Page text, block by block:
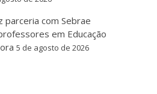
parceria com Sebrae
em Educação
5 de agosto de 2026